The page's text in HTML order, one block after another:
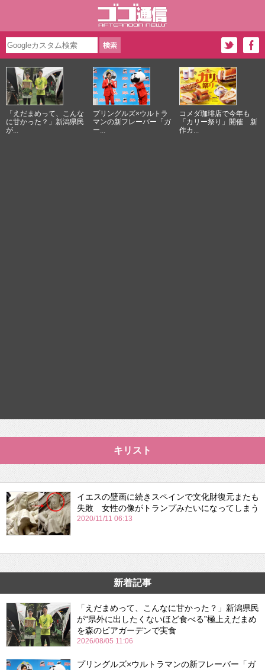
「えだまめって、こんな
に甘かった？」新潟県民
が...
プリングルズ×ウルトラ
マンの新フレーバー「ガ
ー...
コメダ珈琲店で今年も
「カリー祭り」開催 新
作カ...
キリスト
イエスの壁画に続きスペインで文化財復元またも
失敗 女性の像がトランプみたいになってしまう
2020/11/11 06:13
新着記事
「えだまめって、こんなに甘かった？」新潟県民
が“県外に出したくないほど食べる”極上えだまめ
を森のビアガーデンで実食
2026/08/05 11:06
プリングルズ×ウルトラマンの新フレーバー「ガ